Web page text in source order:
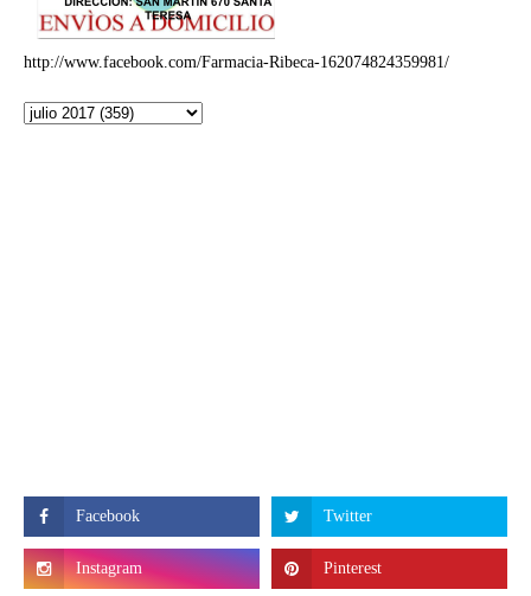
http://www.facebook.com/Farmacia-Ribeca-162074824359981/